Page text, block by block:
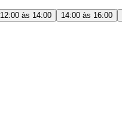
12:00 às 14:00 14:00 às 16:00